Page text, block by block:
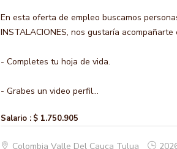
En esta oferta de empleo buscamos
INSTALACIONES, nos gustaría
- Completes tu hoja de vida.
- Grabes un video perfil...
Salario : $ 1.750.905
Colombia Valle Del Cauca Tulua